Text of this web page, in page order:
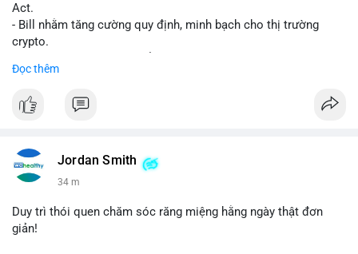
Act.
- Bill nhằm tăng cường quy định, minh bạch cho thị trường
crypto.
- Bill có thể ảnh hưởng pháp lý, hoạt động của các đồng tiền kỹ
$btc $eth
#vlikevn #titanbot
Đọc thêm
Jordan Smith
34 m
Duy trì thói quen chăm sóc răng miệng hằng ngày thật đơn
giản!